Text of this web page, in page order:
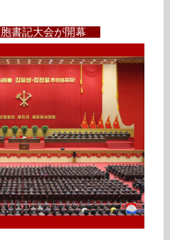
書記大会が開幕